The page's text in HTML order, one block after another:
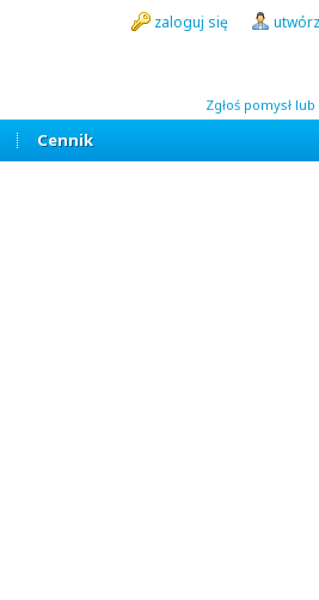
Zgłoś pomysł lub
zaloguj się
Cennik